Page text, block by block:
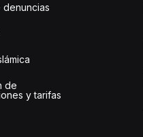
denuncias
de
y tarifas